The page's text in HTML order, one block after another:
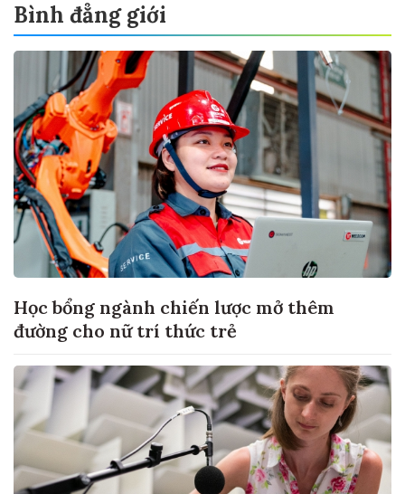
Bình đẳng giới
Học bổng ngành chiến lược mở thêm
đường cho nữ trí thức trẻ